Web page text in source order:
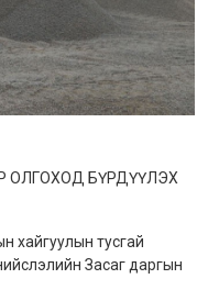
ОЛГОХОД БҮРДҮҮЛЭХ
хайгуулын тусгай
Засаг даргын